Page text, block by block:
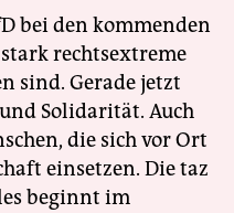
bei den kommenden
rechtsextreme
sind. Gerade jetzt
Solidarität. Auch
die sich vor Ort
einsetzen. Die taz
beginnt im